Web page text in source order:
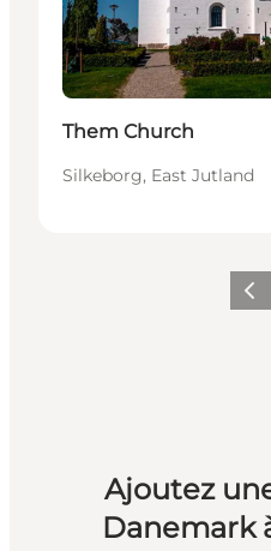
Them Church
Silkeborg, East Jutland
Ajoutez
Danemark